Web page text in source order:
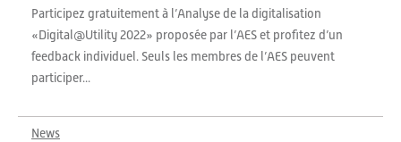
Participez gratuitement à l’Analyse de la digitalisation
«Digital@Utility 2022» proposée par l’AES et profitez d’un
feedback individuel. Seuls les membres de l’AES peuvent
participer...
News